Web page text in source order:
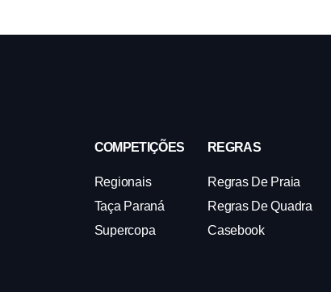
COMPETIÇÕES
Regionais
Taça Paraná
Supercopa
REGRAS
Regras De Praia
Regras De Quadra
Casebook